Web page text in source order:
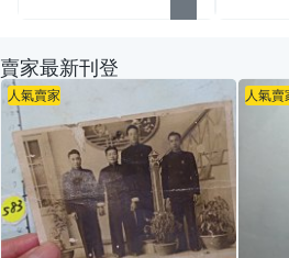
賣家最新刊登
人氣賣家 人氣賣